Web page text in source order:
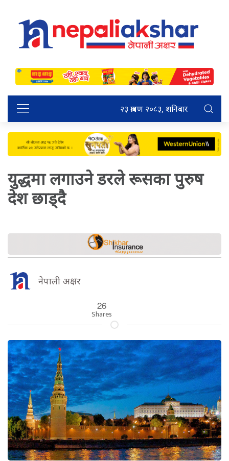
२३ श्रावण २०८३, शनिबार
युद्धमा लगाउने डरले रूसका पुरुष
देश छाड्दै
नेपाली अक्षर
26
Shares